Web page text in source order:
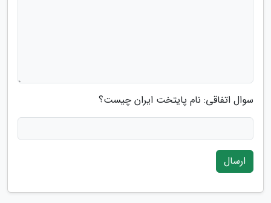
سوال اتفاقی: نام پایتخت ایران چیست؟
ارسال